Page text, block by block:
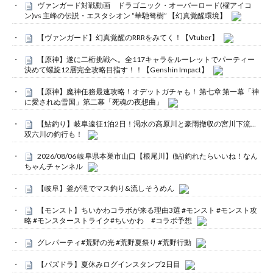
ヴァンガード対戦動画 ドラゴニック・オーバーロード(櫂アイコ
ン)vs 主峰の伝説・エスタシオン “華馳弩樹” 【幻真覚醒環境】
【ヴァンガード】幻真覚醒のRRRをみてく！【Vtuber】
【原神】遂に二桁挑戦へ。全117キャラをルーレットでパーティー
決めて螺旋12層完全攻略目指す！！【Genshin Impact】
【原神】魔神任務最速攻略！オデットガチャも！ 第七章 第一幕「神
に愛されぬ雪国」第二幕「死魂の夜想曲」
【鮎釣り】岐阜遠征1泊2日！渇水の高原川と豪雨撤収の宮川下流…
双六川の釣行も！
2026/08/06 岐阜県本巣市山口【根尾川】(鮎)釣れたらいいね！なん
ちゃんチャンネル
【岐阜】釜が滝でマス釣り&流しそうめん
【モンスト】ちいかわコラボが来る理由3選 #モンスト #モンスト攻
略 #モンスターストライク#ちいかわ #コラボ予想
グレパーティ#荒野の光 #荒野夏祭り #荒野行動
【パズドラ】夏休みログインスタンプ2日目